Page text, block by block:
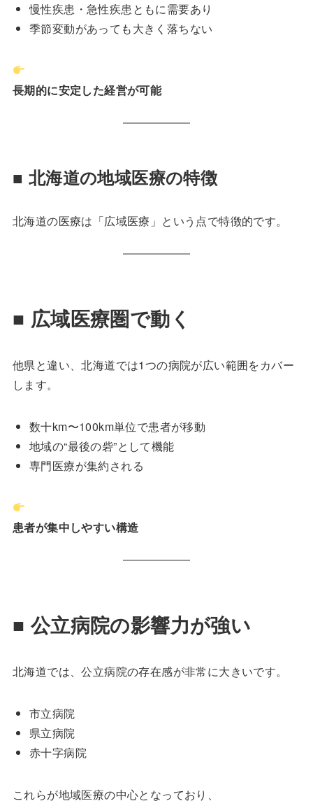
慢性疾患・急性疾患ともに需要あり
季節変動があっても大きく落ちない
長期的に安定した経営が可能
■ 北海道の地域医療の特徴
北海道の医療は「広域医療」という点で特徴的です。
■ 広域医療圏で動く
他県と違い、北海道では1つの病院が広い範囲をカバー
します。
数十km〜100km単位で患者が移動
地域の“最後の砦”として機能
専門医療が集約される
患者が集中しやすい構造
■ 公立病院の影響力が強い
北海道では、公立病院の存在感が非常に大きいです。
市立病院
県立病院
赤十字病院
これらが地域医療の中心となっており、